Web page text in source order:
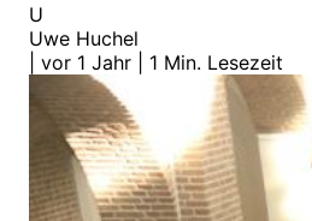
U
Uwe Huchel
vor 1 Jahr 1 Min. Lesezeit